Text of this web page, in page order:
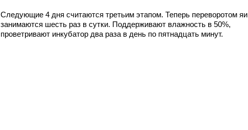
Следующие 4 дня считаются третьим этапом. Теперь переворотом
занимаются шесть раз в сутки. Поддерживают влажность в 50%,
проветривают инкубатор два раза в день по пятнадцать минут.